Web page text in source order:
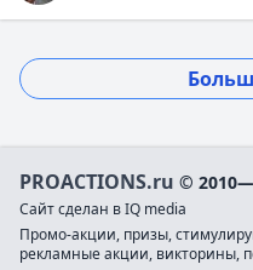
PROACTIONS.ru ©
Сайт сделан в IQ media
Промо-акции, призы,
рекламные акции, викторины,